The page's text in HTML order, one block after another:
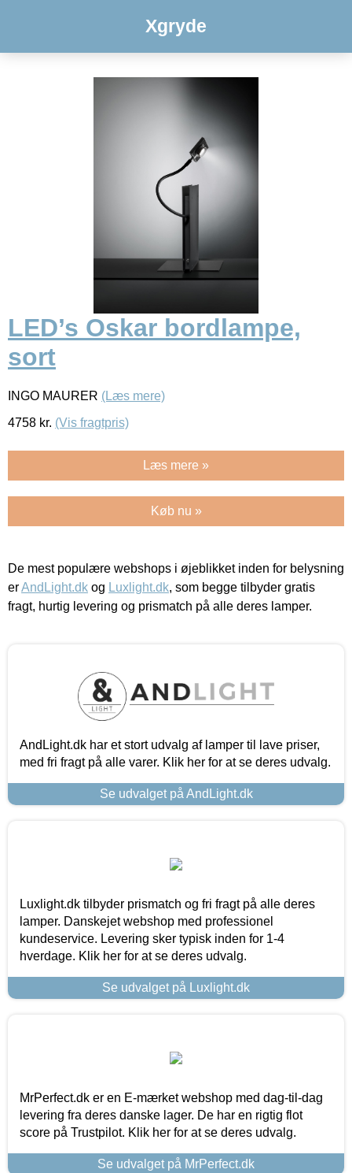
Xgryde
LED’s Oskar bordlampe,
sort
INGO MAURER (Læs mere)
4758 kr. (Vis fragtpris)
Læs mere »
Køb nu »
De mest populære webshops i øjeblikket inden for belysning
erAndLight.dk og Luxlight.dk, som begge tilbyder gratis
fragt, hurtig levering og prismatch på alle deres lamper.
AndLight.dk har et stort udvalg af lamper til lave priser,
med fri fragt på alle varer. Klik her for at se deres udvalg.
Se udvalget på AndLight.dk
Luxlight.dk tilbyder prismatch og fri fragt på alle deres
lamper. Danskejet webshop med professionel
kundeservice. Levering sker typisk inden for 1-4
hverdage. Klik her for at se deres udvalg.
Se udvalget på Luxlight.dk
MrPerfect.dk er en E-mærket webshop med dag-til-dag
levering fra deres danske lager. De har en rigtig flot
score på Trustpilot. Klik her for at se deres udvalg.
Se udvalget på MrPerfect.dk